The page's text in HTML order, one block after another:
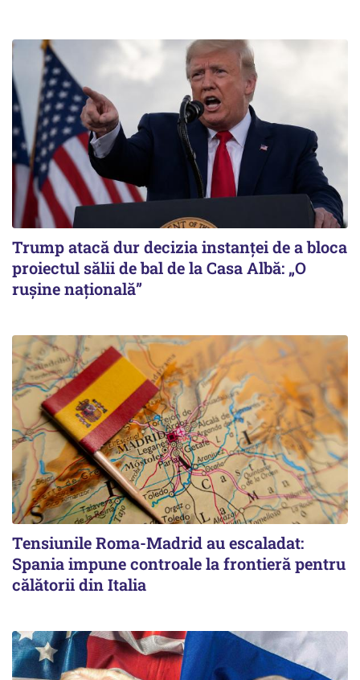
Trump atacă dur decizia instanţei de a bloca
proiectul sălii de bal de la Casa Albă: „O
ruşine naţională”
Tensiunile Roma-Madrid au escaladat:
Spania impune controale la frontieră pentru
călătorii din Italia